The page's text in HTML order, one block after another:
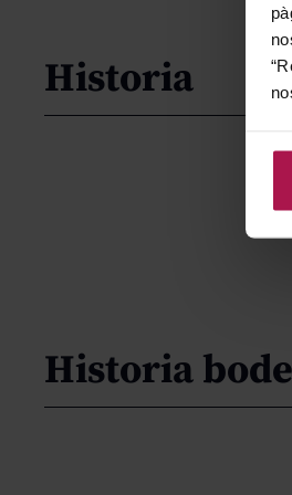
Historia
Historia